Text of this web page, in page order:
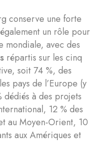
conserve une forte
un rôle pour
mondiale, avec des
répartis sur les cinq
soit 74 %, des
pays de l’Europe (y
dédiés à des projets
12 % des
au Moyen-Orient, 10
aux Amériques et